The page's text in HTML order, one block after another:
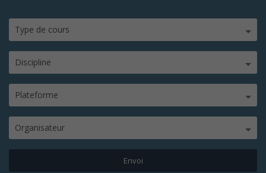
Type de cours
Discipline
Plateforme
Organisateur